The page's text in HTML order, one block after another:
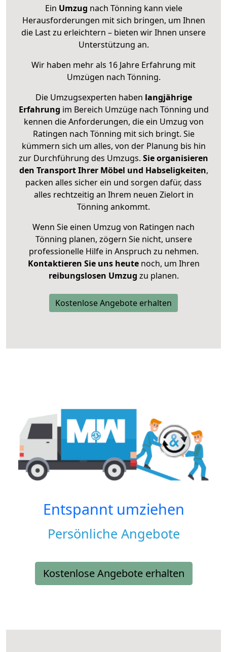
Ein Umzug nach Tönning kann viele
Herausforderungen mit sich bringen, um Ihnen
die Last zu erleichtern – bieten wir Ihnen unsere
Unterstützung an.
Wir haben mehr als 16 Jahre Erfahrung mit
Umzügen nach Tönning.
Die Umzugsexperten haben langjährige
Erfahrung im Bereich Umzüge nach Tönning und
kennen die Anforderungen, die ein Umzug von
Ratingen nach Tönning mit sich bringt. Sie
kümmern sich um alles, von der Planung bis hin
zur Durchführung des Umzugs. Sie organisieren
den Transport Ihrer Möbel und Habseligkeiten,
packen alles sicher ein und sorgen dafür, dass
alles rechtzeitig an Ihrem neuen Zielort in
Tönning ankommt.
Wenn Sie einen Umzug von Ratingen nach
Tönning planen, zögern Sie nicht, unsere
professionelle Hilfe in Anspruch zu nehmen.
Kontaktieren Sie uns heutenoch, um Ihren
reibungslosen Umzug zu planen.
Kostenlose Angebote erhalten
Entspannt umziehen
Persönliche Angebote
Kostenlose Angebote erhalten